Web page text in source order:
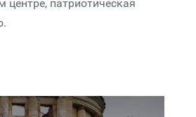
центре, патриотическая